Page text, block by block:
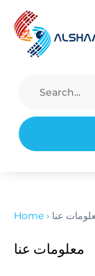
Home › عنا
معلومات عنا